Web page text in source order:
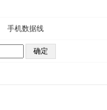
手机数据线